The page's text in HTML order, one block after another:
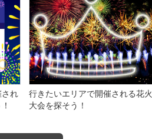
され
行きたいエリアで開催される花火
大会を探そう！